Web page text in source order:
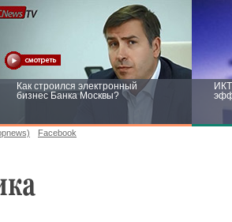
Как строился электронный
бизнес Банка Москвы?
Facebook